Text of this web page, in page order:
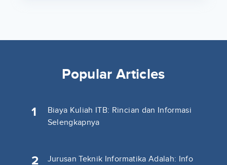
Popular Articles
1
Biaya Kuliah ITB: Rincian dan Informasi
Selengkapnya
2
Jurusan Teknik Informatika Adalah: Info